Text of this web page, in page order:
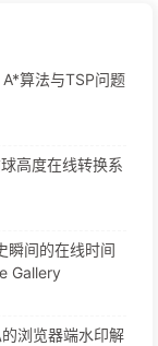
算法与TSP问题
高度在线转换系
瞬间的在线时间
Gallery
浏览器端水印解